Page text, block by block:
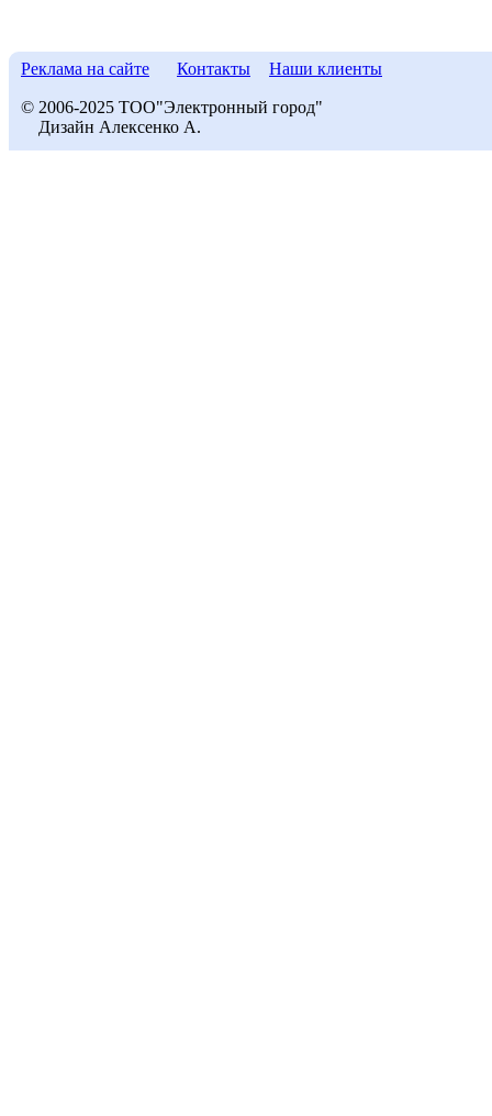
Реклама на сайте Контакты Наши клиенты
© 2006-2025 ТОО"Электронный город"
Дизайн Алексенко А.